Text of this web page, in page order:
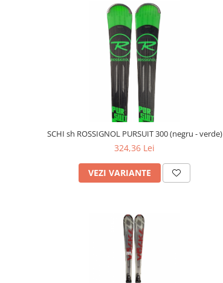
SCHI sh ROSSIGNOL PURSUIT 300 (negru - verde)
324,36 Lei
VEZI VARIANTE